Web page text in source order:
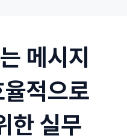
메시지
적으로
한 실무